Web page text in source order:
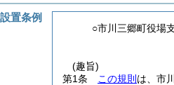
○市川三郷町役場
(趣旨)
第1条
この規則 は、市
置条例